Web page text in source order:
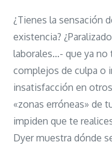
¿Tienes la sensación
existencia?
laborales…- que ya no
complejos de culpa o
insatisfacción en
«zonas erróneas» de
impiden que te
Dyer muestra dónde